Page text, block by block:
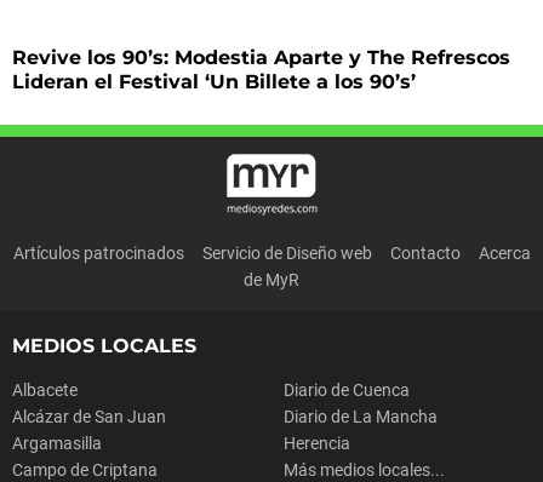
Revive los 90’s: Modestia Aparte y The Refrescos
Lideran el Festival ‘Un Billete a los 90’s’
Artículos patrocinados Servicio de Diseño web Contacto
Acerca
de MyR
MEDIOS LOCALES
Albacete
Alcázar de San Juan
Argamasilla
Campo de Criptana
Diario de Cuenca
Diario de La Mancha
Herencia
Más medios locales...